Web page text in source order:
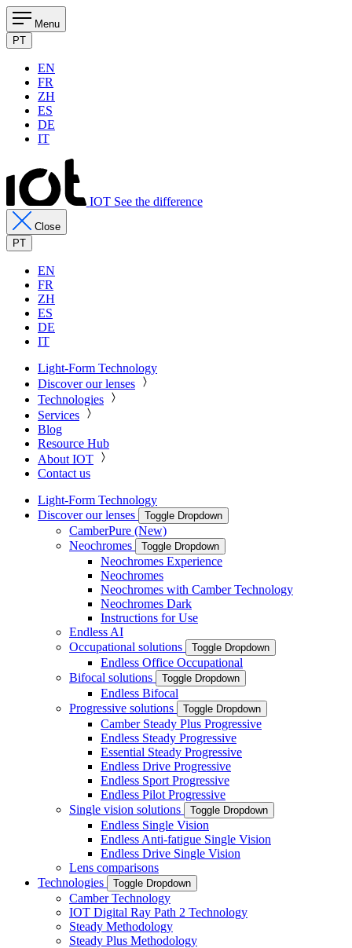
Menu
PT
EN
FR
ZH
ES
DE
IT
IOT See the difference
Close
PT
EN
FR
ZH
ES
DE
IT
Light-Form Technology
Discover our lenses
Technologies
Services
Blog
Resource Hub
About IOT
Contact us
Light-Form Technology
Discover our lenses
Toggle Dropdown
CamberPure (New)
Neochromes
Toggle Dropdown
Neochromes Experience
Neochromes
Neochromes with Camber Technology
Neochromes Dark
Instructions for Use
Endless AI
Occupational solutions
Toggle Dropdown
Endless Office Occupational
Bifocal solutions
Toggle Dropdown
Endless Bifocal
Progressive solutions
Toggle Dropdown
Camber Steady Plus Progressive
Endless Steady Progressive
Essential Steady Progressive
Endless Drive Progressive
Endless Sport Progressive
Endless Pilot Progressive
Single vision solutions
Toggle Dropdown
Endless Single Vision
Endless Anti-fatigue Single Vision
Endless Drive Single Vision
Lens comparisons
Technologies
Toggle Dropdown
Camber Technology
IOT Digital Ray Path 2 Technology
Steady Methodology
Steady Plus Methodology